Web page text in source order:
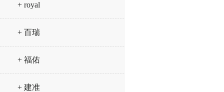
+ royal
+ 百瑞
+ 福佑
+ 建准